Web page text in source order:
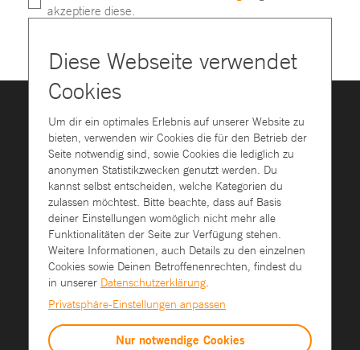
akzeptiere diese.
AGB
IMPRESSUM
DATENSCHUTZ
COOKIE EINSTELLUNGEN
+49 (611) 180 99-0
info@see-conference.org
www.bilderderzukunft.de
www.s-v.de
Diese Webseite verwendet
Cookies
Um dir ein optimales Erlebnis auf unserer Website zu
bieten, verwenden wir Cookies die für den Betrieb der
Seite notwendig sind, sowie Cookies die lediglich zu
anonymen Statistikzwecken genutzt werden. Du
kannst selbst entscheiden, welche Kategorien du
zulassen möchtest. Bitte beachte, dass auf Basis
deiner Einstellungen womöglich nicht mehr alle
Funktionalitäten der Seite zur Verfügung stehen.
Weitere Informationen, auch Details zu den einzelnen
Cookies sowie Deinen Betroffenenrechten, findest du
in unserer Datenschutzerklärung.
Privatsphäre-Einstellungen anpassen
Nur notwendige Cookies